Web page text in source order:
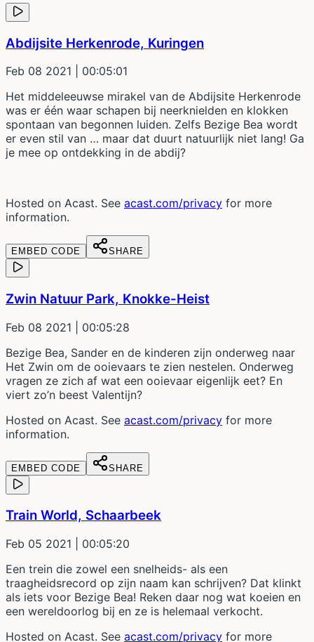
Abdijsite Herkenrode, Kuringen
Feb 08 2021 | 00:05:01
Het middeleeuwse mirakel van de Abdijsite Herkenrode
was er één waar schapen bij neerknielden en klokken
spontaan van begonnen luiden. Zelfs Bezige Bea wordt
er even stil van … maar dat duurt natuurlijk niet lang! Ga
je mee op ontdekking in de abdij?
Hosted on Acast. See acast.com/privacy for more
information.
EMBED CODE SHARE
Zwin Natuur Park, Knokke-Heist
Feb 08 2021 | 00:05:28
Bezige Bea, Sander en de kinderen zijn onderweg naar
Het Zwin om de ooievaars te zien nestelen. Onderweg
vragen ze zich af wat een ooievaar eigenlijk eet? En
viert zo’n beest Valentijn?
Hosted on Acast. See acast.com/privacy for more
information.
EMBED CODE SHARE
Train World, Schaarbeek
Feb 05 2021 | 00:05:20
Een trein die zowel een snelheids- als een
traagheidsrecord op zijn naam kan schrijven? Dat klinkt
als iets voor Bezige Bea! Reken daar nog wat koeien en
een wereldoorlog bij en ze is helemaal verkocht.
Hosted on Acast. See acast.com/privacy for more